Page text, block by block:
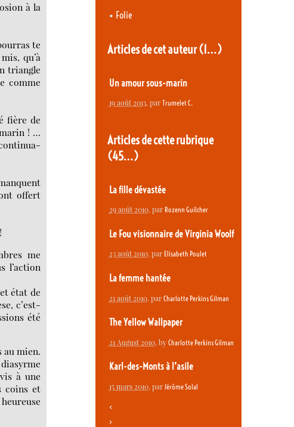
à la
te
qu’à
triangle
comme
fière de
! …
offert
me
l’action
état de
c’est-
été
au mien.
à une
coins et
• Folie
Articles de cet auteur(1…)
Un amour sous-marin
19 août 2013, par Trumelet C.
Articles de cette rubrique
(45…)
La fille dévastée
29 août 2010, par Rozenn Guilcher
Le Fou visionnaire de Virginia Woolf
23 août 2010, par Elisabeth Poulet
La femme hantée
21 août 2010, par Charlotte Perkins Gilman
The Yellow Wallpaper
21 August 2010, by Charlotte Perkins Gilman
Karl-des-Monts à l’asile
15 mars 2010, par Jérôme Solal
<
>